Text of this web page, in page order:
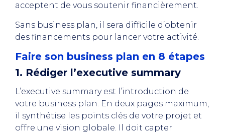
acceptent de vous soutenir financièrement.
Sans business plan, il sera difficile d’obtenir
des financements pour lancer votre activité.
Faire son business plan en 8 étapes
1. Rédiger l’executive summary
L’executive summary est l’introduction de
votre business plan. En deux pages maximum,
il synthétise les points clés de votre projet et
offre une vision globale. Il doit capter